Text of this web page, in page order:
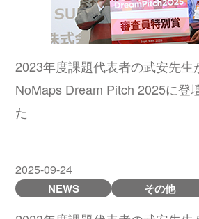
2023年度課題代表者の武安先生
NoMaps Dream Pitch 2025に登
た
2025-09-24
NEWS その他